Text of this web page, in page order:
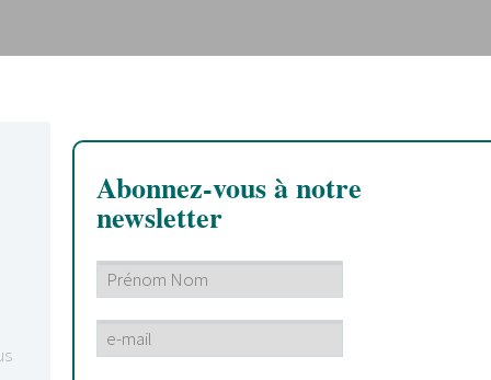
Abonnez-vous à notre
newsletter